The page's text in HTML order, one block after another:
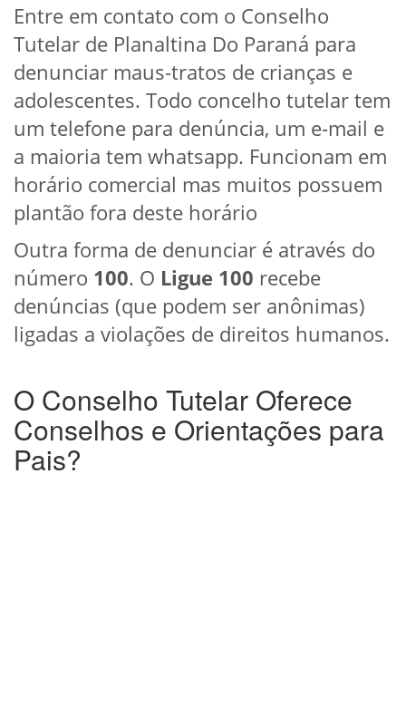
Entre em contato com o Conselho
Tutelar de Planaltina Do Paraná para
denunciar maus-tratos de crianças e
adolescentes. Todo concelho tutelar tem
um telefone para denúncia, um e-mail e
a maioria tem whatsapp. Funcionam em
horário comercial mas muitos possuem
plantão fora deste horário
Outra forma de denunciar é através do
número 100. O Ligue 100 recebe
denúncias (que podem ser anônimas)
ligadas a violações de direitos humanos.
O Conselho Tutelar Oferece
Conselhos e Orientações para
Pais?